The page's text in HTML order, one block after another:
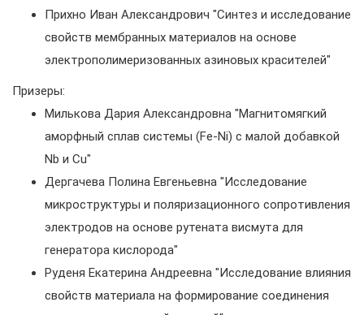
Прихно Иван Александрович "Синтез и исследование
свойств мембранных материалов на основе
электрополимеризованных азиновых красителей"
Призеры:
Милькова Дария Александровна "Магнитомягкий
аморфный сплав системы (Fe-Ni) с малой добавкой
Nb и Сu"
Дергачева Полина Евгеньевна "Исследование
микроструктуры и поляризационного сопротивления
электродов на основе рутената висмута для
генератора кислорода"
Руденя Екатерина Андреевна "Исследование влияния
свойств материала на формирование соединения